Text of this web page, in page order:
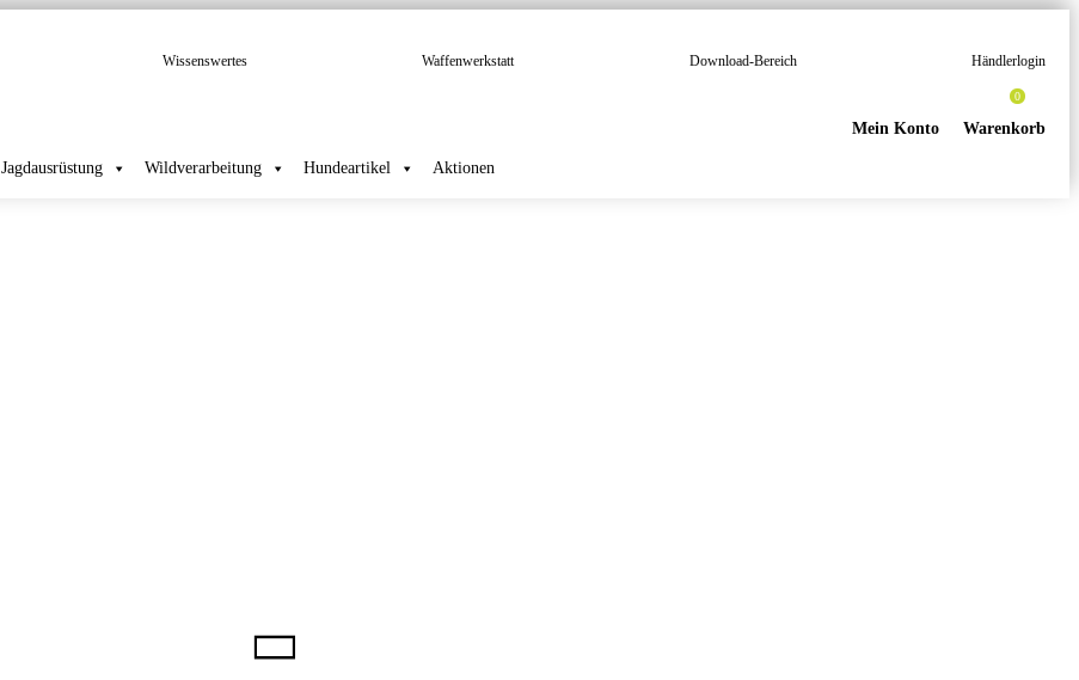
Wissenswertes Waffenwerkstatt Download-Bereich Händlerlogin
Warenkorb
0
Mein Konto
Jagdausrüstung Wildverarbeitung Hundeartikel Aktionen